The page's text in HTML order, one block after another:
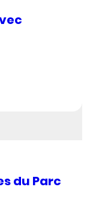
du Parc